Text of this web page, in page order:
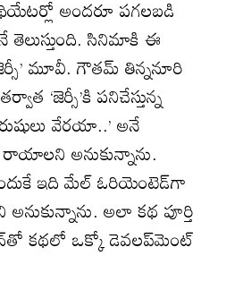
అందరూ పగలబడి
సినిమాకి ఈ
మూవీ. గౌతమ్ తిన్ననూరి
‘జెర్సీ’కి పనిచేస్తున్న
వేరయా..’ అనే
అనుకున్నాను.
ఇది మేల్ ఓరియెంటెడ్‌గా
అలా కథ పూర్తి
కథలో ఒక్కో డెవలప్‌మెంట్